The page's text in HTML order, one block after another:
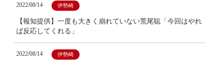
2022/08/14 伊勢崎
【報知提供】一度も大きく崩れていない荒尾聡「今回はやれ
ば反応してくれる」
2022/08/14 伊勢崎